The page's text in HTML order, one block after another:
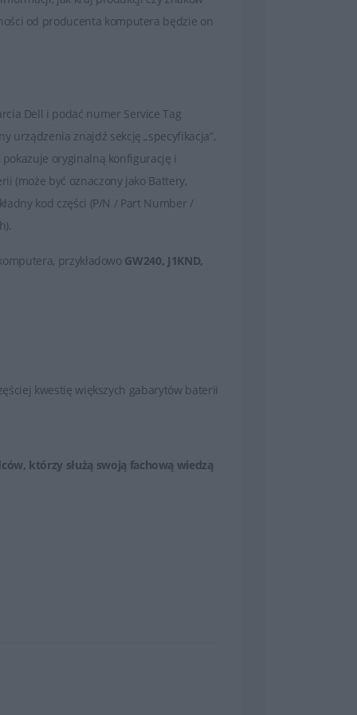
od producenta komputera będzie on
Dell i podać numer Service Tag
urządzenia znajdź sekcję „specyfikacja”,
oryginalną konfigurację i
(może być oznaczony jako Battery,
kod części (P/N / Part Number /
przykładowo GW240, J1KND,
kwestię większych gabarytów baterii
którzy służą swoją fachową wiedzą